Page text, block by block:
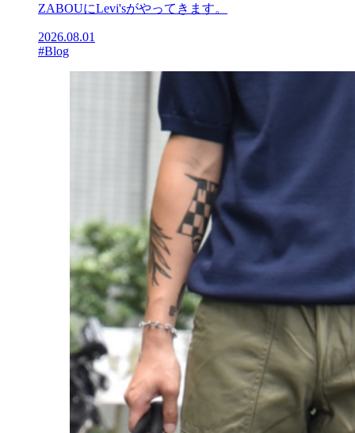
ZABOUにLevi'sがやってきます。
2026.08.01
#Blog